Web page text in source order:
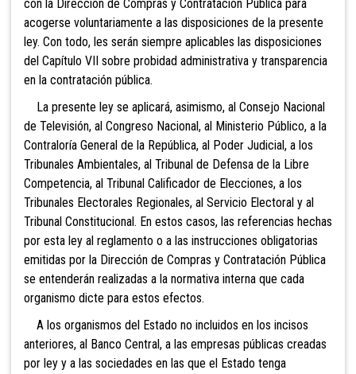
con la Dirección de Compras y Contratación Pública para
acogerse voluntariamente a las disposiciones de la presente
ley. Con todo, les serán siempre aplicables las disposiciones
del Capítulo VII sobre probidad administrativa y transparencia
en la contratación pública.
La presente ley se aplicará, asimismo, al Consejo Nacional
de Televisión, al Congreso Nacional, al Ministerio Público, a la
Contraloría General de la República, al Poder Judicial, a los
Tribunales Ambientales, al Tribunal de Defensa de la Libre
Competencia, al Tribunal Calificador de Elecciones, a los
Tribunales Electorales Regionales, al Servicio Electoral y al
Tribunal Constitucional. En estos casos, las referencias hechas
por esta ley al reglamento o a las instrucciones obligatorias
emitidas por la Dirección de Compras y Contratación Pública
se entenderán realizadas a la normativa interna que cada
organismo dicte para estos efectos.
A los organismos del Estado no incluidos en los incisos
anteriores, al Banco Central, a las empresas públicas creadas
por ley y a las sociedades en las que el Estado tenga